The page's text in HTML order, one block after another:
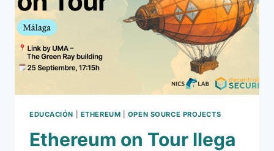
EDUCACIÓN ETHEREUM OPEN SOURCE PROJECTS
Ethereum on Tour llega